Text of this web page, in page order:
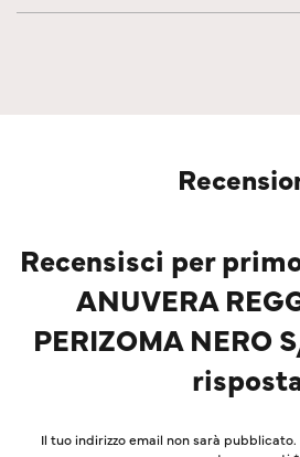
Recensisci per
ANUVERA
PERIZOMA NERO
Il tuo indirizzo email non sarà pubblicato.